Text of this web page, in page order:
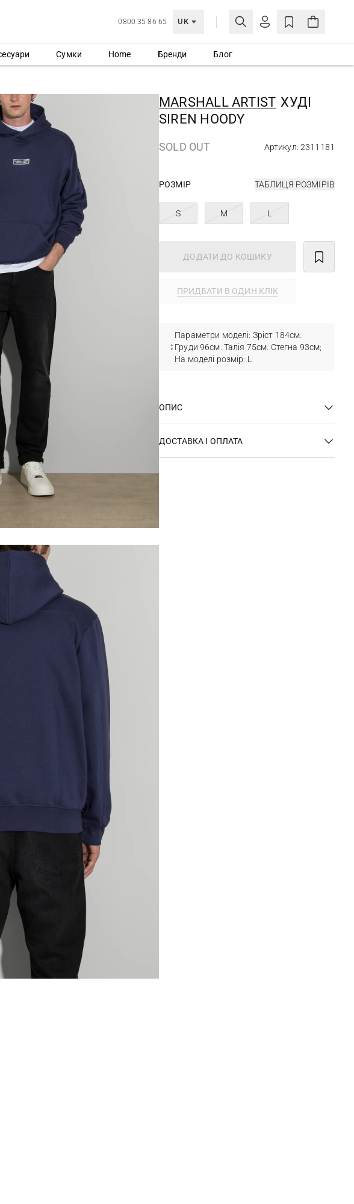
0800 35 86 65 UK
МОЯ ОБЛІКІВКА
Ще не зареєстровані?
СТВОРИТИ ОБЛІКІВКУ
Сумки Home Бренди Блог
MARSHALL ARTIST ХУДІ
SIREN HOODY
SOLD OUT Артикул: 2311181
РОЗМІР ТАБЛИЦЯ РОЗМІРІВ
S M L
ДОДАТИ ДО КОШИКУ
ПРИДБАТИ В ОДИН КЛІК
Параметри моделі: Зріст 184см.
Груди 96см. Талія 75см. Стегна 93см;
На моделі розмір: L
ОПИС
ДОСТАВКА І ОПЛАТА